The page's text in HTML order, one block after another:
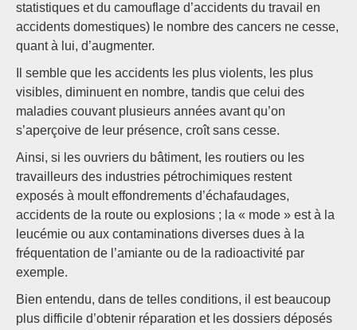
statistiques et du camouflage d’accidents du travail en
accidents domestiques) le nombre des cancers ne cesse,
quant à lui, d’augmenter.
Il semble que les accidents les plus violents, les plus
visibles, diminuent en nombre, tandis que celui des
maladies couvant plusieurs années avant qu’on
s’aperçoive de leur présence, croît sans cesse.
Ainsi, si les ouvriers du bâtiment, les routiers ou les
travailleurs des industries pétrochimiques restent
exposés à moult effondrements d’échafaudages,
accidents de la route ou explosions ; la « mode » est à la
leucémie ou aux contaminations diverses dues à la
fréquentation de l’amiante ou de la radioactivité par
exemple.
Bien entendu, dans de telles conditions, il est beaucoup
plus difficile d’obtenir réparation et les dossiers déposés